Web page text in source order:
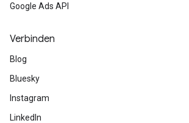
Google Ads API
Verbinden
Blog
Bluesky
Instagram
LinkedIn